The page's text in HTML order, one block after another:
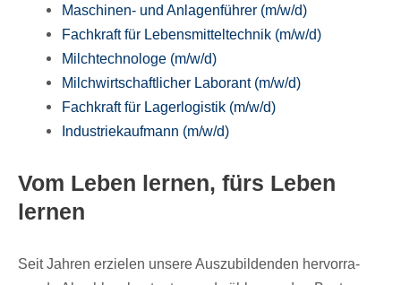
Maschi­nen- und Anla­gen­füh­rer (m/​w/​d)
Fach­kraft für Lebens­mit­tel­tech­nik (m/​w/​d)
Milch­tech­no­loge (m/​w/​d)
Milch­wirt­schaft­li­cher Labo­rant (m/​w/​d)
Fach­kraft für Lager­lo­gis­tik (m/​w/​d)
Indus­trie­kauf­mann (m/​w/​d)
Vom Leben lernen, fürs Leben
lernen
Seit Jahren erzie­len unsere Auszu­bil­den­den hervor­ra­